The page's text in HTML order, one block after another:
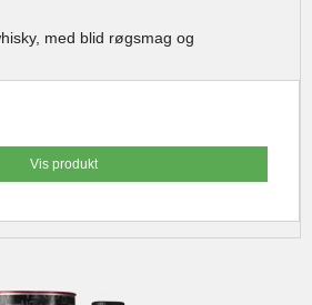
med blid røgsmag og
Vis produkt